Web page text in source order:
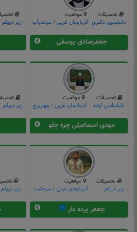
تحصیلات
دانشجوی دکتری
موقعیت
آذربایجان غربی / میاندوآب
جعفرصادق یوسفی
زیر دیپلم
تحصیلات
کارشناسی ارشد
موقعیت
آذربایجان غربی/چهاربرج
مهدی اسماعیلی چره جلو
زیر دیپلم
تحصیلات
زیر دیپلم
موقعیت
آذربایجان غربی /سردشت
جعفر پرده دار
زیر دیپلم